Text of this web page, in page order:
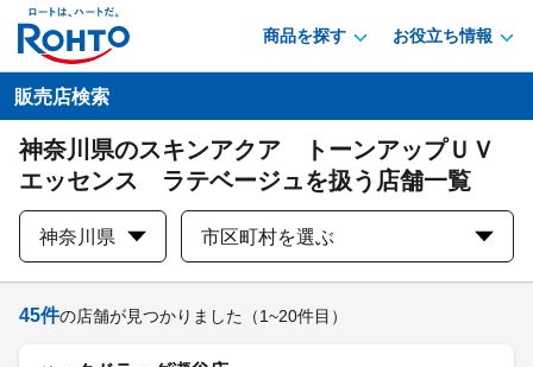
商品を探す お役立ち情報
販売店検索
神奈川県のスキンアクア トーンアップＵＶ
エッセンス ラテベージュを扱う店舗一覧
神奈川県 市区町村を選ぶ
45件の店舗が見つかりました （1~20件目）